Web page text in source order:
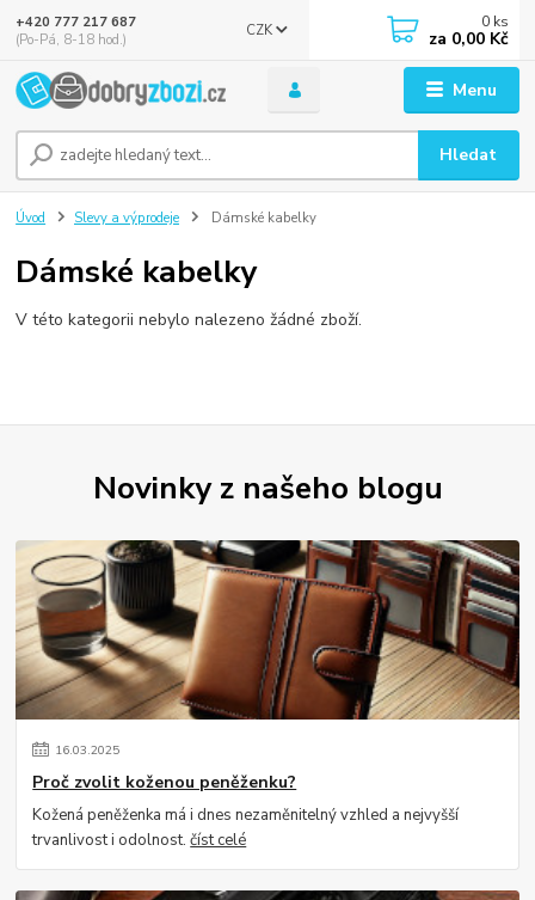
Menu
CZK
Hledat
+420 777 217 687
(Po-Pá, 8-18 hod.)
0 ks
za 0,00 Kč
Úvod Slevy a výprodeje Dámské kabelky
Dámské kabelky
V této kategorii nebylo nalezeno žádné zboží.
Novinky z našeho blogu
16.03.2025
Proč zvolit koženou peněženku?
Kožená peněženka má i dnes nezaměnitelný vzhled a nejvyšší
trvanlivost i odolnost.číst celé